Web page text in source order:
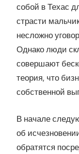
собой в Техас
страсти
несложно
Однако люди
совершают
теория, что
собственной
В начале
об
обратятся